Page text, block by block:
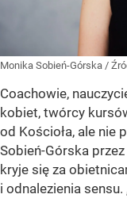
Monika Sobień-Górska /
Coachowie,
kobiet, twórcy
od Kościoła, ale nie
Sobień-Górska
kryje się za
i odnalezienia sensu.